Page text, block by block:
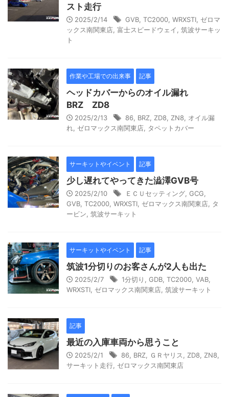
スト走行
2025/2/14 GVB TC2000 WRXSTI ゼロマ
ックス南関東店 富士スピードウェイ
筑波サーキッ
ト
作業や工場での出来事 記事
ヘッドカバーからのオイル漏れ
BRZ ZD8
2025/2/13 86 BRZ ZD8 ZN8
オイル漏
れ ゼロマックス南関東店 タペットカバー
サーキットやイベント 記事
少し遅れてやってきた澁澤GVB号
2025/2/10 ＥＣＵセッティング GCG
GVB TC2000 WRXSTI ゼロマックス南関東店
タ
ービン 筑波サーキット
サーキットやイベント 記事
筑波1分切りのお客さんが2人も出た
2025/2/7 1分切り GDB TC2000 VAB
WRXSTI ゼロマックス南関東店 筑波サーキット
記事
最近の入庫車両から思うこと
2025/2/1 86 BRZ ＧＲヤリス ZD8 ZN8
サーキット走行 ゼロマックス南関東店